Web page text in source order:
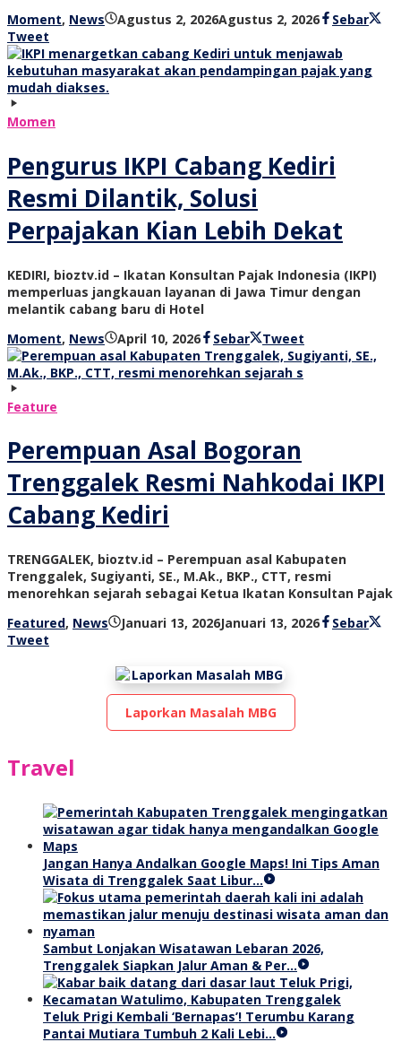
Moment, News Agustus 2, 2026Agustus 2, 2026oleh
tv
Sebar
Tweet
Momen
Pengurus IKPI Cabang Kediri
Resmi Dilantik, Solusi
Perpajakan Kian Lebih Dekat
KEDIRI, bioztv.id – Ikatan Konsultan Pajak Indonesia (IKPI)
memperluas jangkauan layanan di Jawa Timur dengan
melantik cabang baru di Hotel
Moment, News April 10, 2026oleh
bioz
tv
Sebar Tweet
Feature
Perempuan Asal Bogoran
Trenggalek Resmi Nahkodai IKPI
Cabang Kediri
TRENGGALEK, bioztv.id – Perempuan asal Kabupaten
Trenggalek, Sugiyanti, SE., M.Ak., BKP., CTT, resmi
menorehkan sejarah sebagai Ketua Ikatan Konsultan Pajak
Featured, News Januari 13, 2026Januari 13, 2026olehSebar
Tweet
Laporkan Masalah MBG
Travel
Jangan Hanya Andalkan Google Maps! Ini Tips Aman
Wisata di Trenggalek Saat Libur…
Sambut Lonjakan Wisatawan Lebaran 2026,
Trenggalek Siapkan Jalur Aman & Per…
Teluk Prigi Kembali ‘Bernapas’! Terumbu Karang
Pantai Mutiara Tumbuh 2 Kali Lebi…